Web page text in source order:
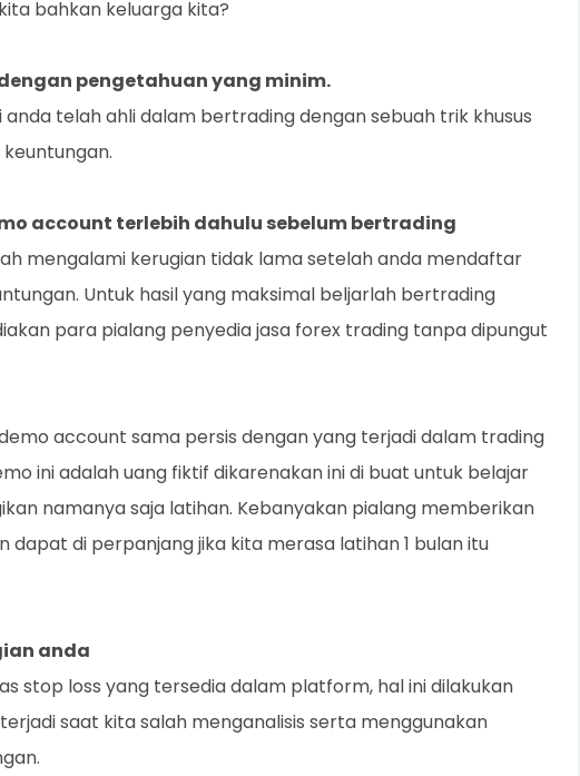
bahkan keluarga kita?
pengetahuan yang minim.
telah ahli dalam bertrading dengan sebuah trik khusus
account terlebih dahulu sebelum bertrading
mengalami kerugian tidak lama setelah anda mendaftar
Untuk hasil yang maksimal beljarlah bertrading
para pialang penyedia jasa forex trading tanpa dipungut
account sama persis dengan yang terjadi dalam trading
ini adalah uang fiktif dikarenakan ini di buat untuk belajar
namanya saja latihan. Kebanyakan pialang memberikan
dapat di perpanjang jika kita merasa latihan 1 bulan itu
anda
stop loss yang tersedia dalam platform, hal ini dilakukan
saat kita salah menganalisis serta menggunakan